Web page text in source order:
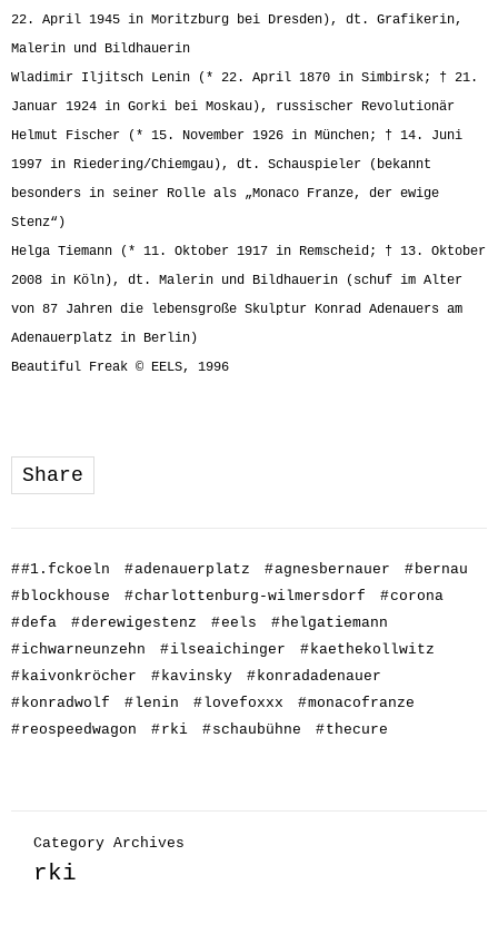
22. April 1945 in Moritzburg bei Dresden), dt. Grafikerin,
Malerin und Bildhauerin
Wladimir Iljitsch Lenin (* 22. April 1870 in Simbirsk; † 21.
Januar 1924 in Gorki bei Moskau), russischer Revolutionär
Helmut Fischer (* 15. November 1926 in München; † 14. Juni
1997 in Riedering/Chiemgau), dt. Schauspieler (bekannt
besonders in seiner Rolle als „Monaco Franze, der ewige
Stenz“)
Helga Tiemann (* 11. Oktober 1917 in Remscheid; † 13. Oktober
2008 in Köln), dt. Malerin und Bildhauerin (schuf im Alter
von 87 Jahren die lebensgroße Skulptur Konrad Adenauers am
Adenauerplatz in Berlin)
Beautiful Freak © EELS, 1996
Share
##1.fckoeln #adenauerplatz #agnesbernauer #bernau
#blockhouse #charlottenburg-wilmersdorf #corona
#defa #derewigestenz #eels #helgatiemann
#ichwarneunzehn #ilseaichinger #kaethekollwitz
#kaivonkröcher #kavinsky #konradadenauer
#konradwolf #lenin #lovefoxxx #monacofranze
#reospeedwagon #rki #schaubühne #thecure
Category Archives
rki